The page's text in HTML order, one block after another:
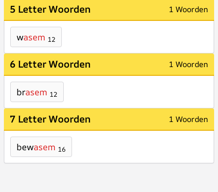
5 Letter Woorden 1 Woorden
wasem 12
6 Letter Woorden 1 Woorden
brasem 12
7 Letter Woorden 1 Woorden
bewasem 16